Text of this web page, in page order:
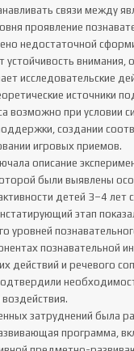
связи между
проявление
недостаточной
устойчивость внимания,
исследовательские
источники
возможно при условии
создании
игровых приемов.
описание
были выявлены
детей 3–4 лет
этап
уровней
познавательной
действий и речевого
затруднений была
программа,